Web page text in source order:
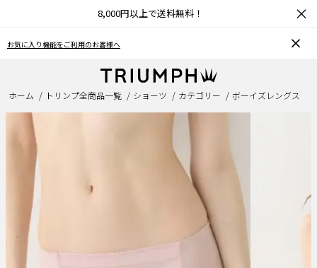
8,000円以上で送料無料！ ×
お気に入り機能をご利用のお客様へ
ホーム トリンプ全商品一覧 ショーツ カテゴリー ボーイズレングス